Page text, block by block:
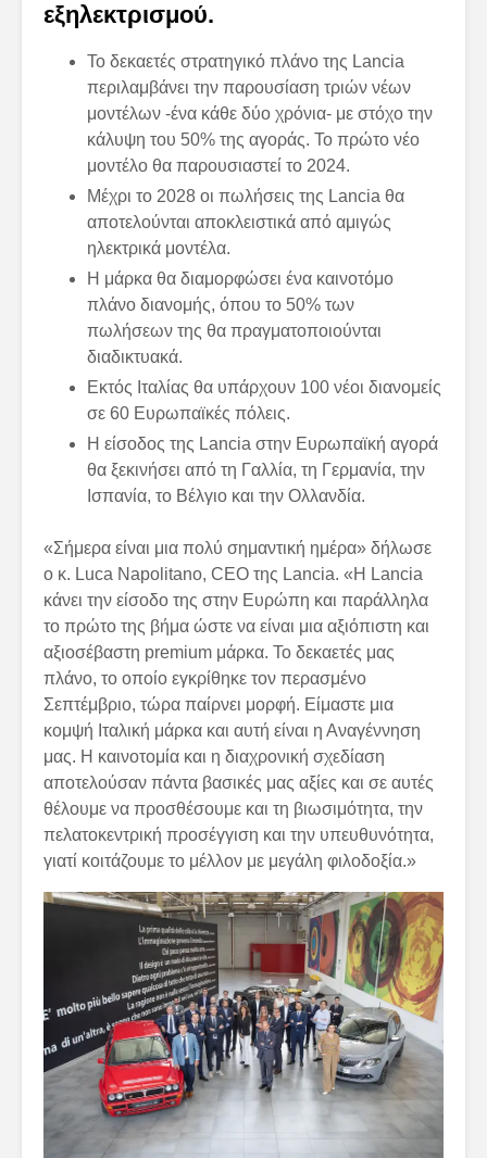
εξηλεκτρισμού.
Το δεκαετές στρατηγικό πλάνο της Lancia
περιλαμβάνει την παρουσίαση τριών νέων
μοντέλων -ένα κάθε δύο χρόνια- με στόχο την
κάλυψη του 50% της αγοράς. Το πρώτο νέο
μοντέλο θα παρουσιαστεί το 2024.
Μέχρι το 2028 οι πωλήσεις της Lancia θα
αποτελούνται αποκλειστικά από αμιγώς
ηλεκτρικά μοντέλα.
Η μάρκα θα διαμορφώσει ένα καινοτόμο
πλάνο διανομής, όπου το 50% των
πωλήσεων της θα πραγματοποιούνται
διαδικτυακά.
Εκτός Ιταλίας θα υπάρχουν 100 νέοι διανομείς
σε 60 Ευρωπαϊκές πόλεις.
Η είσοδος της Lancia στην Ευρωπαϊκή αγορά
θα ξεκινήσει από τη Γαλλία, τη Γερμανία, την
Ισπανία, το Βέλγιο και την Ολλανδία.
«Σήμερα είναι μια πολύ σημαντική ημέρα» δήλωσε
ο κ. Luca Napolitano, CEO της Lancia. «Η Lancia
κάνει την είσοδο της στην Ευρώπη και παράλληλα
το πρώτο της βήμα ώστε να είναι μια αξιόπιστη και
αξιοσέβαστη premium μάρκα. Το δεκαετές μας
πλάνο, το οποίο εγκρίθηκε τον περασμένο
Σεπτέμβριο, τώρα παίρνει μορφή. Είμαστε μια
κομψή Ιταλική μάρκα και αυτή είναι η Αναγέννηση
μας. Η καινοτομία και η διαχρονική σχεδίαση
αποτελούσαν πάντα βασικές μας αξίες και σε αυτές
θέλουμε να προσθέσουμε και τη βιωσιμότητα, την
πελατοκεντρική προσέγγιση και την υπευθυνότητα,
γιατί κοιτάζουμε το μέλλον με μεγάλη φιλοδοξία.»